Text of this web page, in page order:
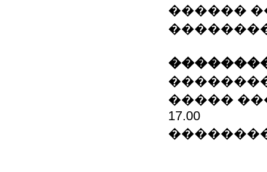
������
��������:
��������:
�����
17.00